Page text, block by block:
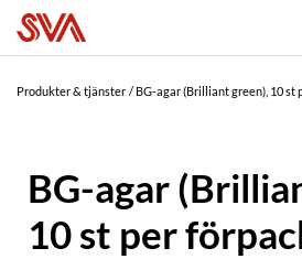
Produkter & tjänster BG-agar (Brilliant green), 10 st
BG-agar
10 st per